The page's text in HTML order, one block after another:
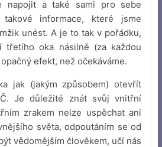
napojit a také sami pro sebe
takové informace, které jsme
unést. A je to tak v pořádku,
třetího oka násilně (za každou
efekt, než očekáváme.
jak (jakým způsobem) otevřít
Je důležité znát svůj vnitřní
zrakem nelze uspěchat ani
světa, odpoutáním se od
vědomějším člověkem, učí nás